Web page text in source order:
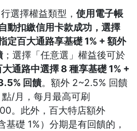
選擇權益類型， 使用電子帳
動扣繳信用卡款成功，選擇
定百大通路享基礎 1% + 額外
；選擇「任意選」權益後可於
通路中選擇 8 種享基礎 1% +
回饋。額外 2~2.5% 回饋
/月，每月最高可刷
。此外，百大特店額外
礎 1%）分期是有回饋的，